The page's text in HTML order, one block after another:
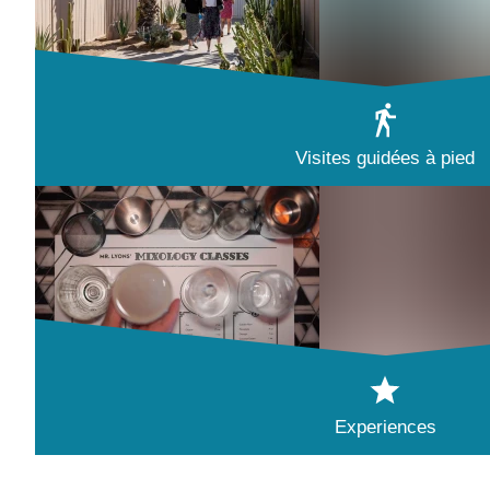
Visites guidées à pied
Experiences